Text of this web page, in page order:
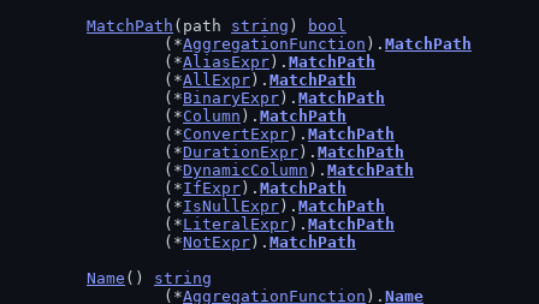
MatchPath (path string )
bool
		(*
AggregationFunction ). MatchPath
		(*
AliasExpr ). MatchPath
		(*
AllExpr ). MatchPath
		(*
BinaryExpr ). MatchPath
		(*
Column ). MatchPath
		(*
ConvertExpr ). MatchPath
		(*
DurationExpr ). MatchPath
		(*
DynamicColumn ). MatchPath
		(*
IfExpr ). MatchPath
		(*
IsNullExpr ). MatchPath
		(*
LiteralExpr ). MatchPath
		(*
NotExpr ). MatchPath
Name () string
		(*
AggregationFunction ). Name